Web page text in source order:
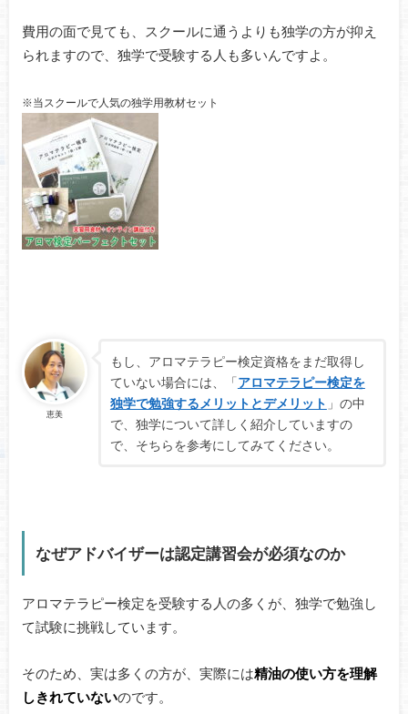
費用の面で見ても、スクールに通うよりも独学の方が抑え
られますので、独学で受験する人も多いんですよ。
※当スクールで人気の独学用教材セット
恵美
もし、アロマテラピー検定資格をまだ取得し
ていない場合には、「アロマテラピー検定を
独学で勉強するメリットとデメリット 」の中
で、独学について詳しく紹介していますの
で、そちらを参考にしてみてください。
なぜアドバイザーは認定講習会が必須なのか
アロマテラピー検定を受験する人の多くが、独学で勉強し
て試験に挑戦しています。
そのため、実は多くの方が、実際には精油の使い方を理解
しきれていないのです。